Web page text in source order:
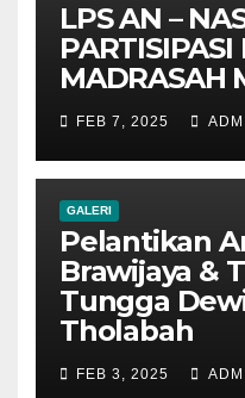
LPS AN –
PARTISIPASI
MADRASAH
FEB 7, 2025
GALERI
Pelantikan
Brawijaya &
Tungga
Tholabah
FEB 3, 2025